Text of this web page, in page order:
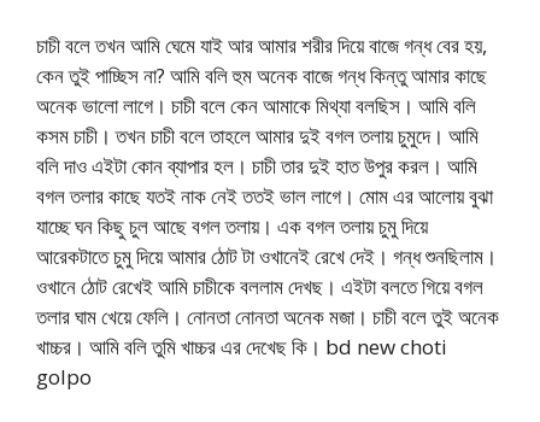
চাচী বলে তখন আমি ঘেমে যাই আর আমার শরীর দিয়ে বাজে গন্ধ বের হয়,
কেন তুই পাচ্ছিস না? আমি বলি হুম অনেক বাজে গন্ধ কিন্তু আমার কাছে
অনেক ভালো লাগে। চাচী বলে কেন আমাকে মিথ্যা বলছিস। আমি বলি
কসম চাচী। তখন চাচী বলে তাহলে আমার দুই বগল তলায় চুমুদে। আমি
বলি দাও এইটা কোন ব্যাপার হল। চাচী তার দুই হাত উপুর করল। আমি
বগল তলার কাছে যতই নাক নেই ততই ভাল লাগে। মোম এর আলোয় বুঝা
যাচ্ছে ঘন কিছু চুল আছে বগল তলায়। এক বগল তলায় চুমু দিয়ে
আরেকটাতে চুমু দিয়ে আমার ঠোট টা ওখানেই রেখে দেই। গন্ধ শুনছিলাম।
ওখানে ঠোট রেখেই আমি চাচীকে বললাম দেখছ। এইটা বলতে গিয়ে বগল
তলার ঘাম খেয়ে ফেলি। নোনতা নোনতা অনেক মজা। চাচী বলে তুই অনেক
খাচ্চর। আমি বলি তুমি খাচ্চর এর দেখেছ কি। bd new choti
golpo